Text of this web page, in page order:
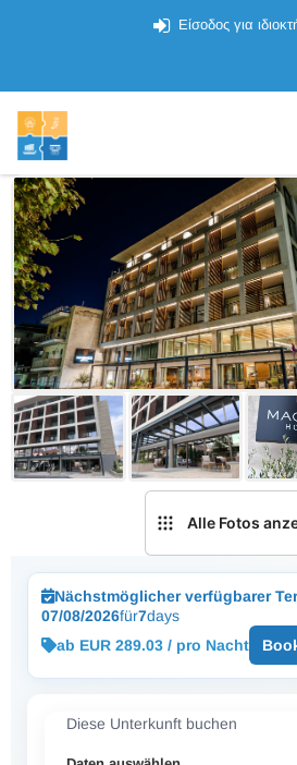
Είσοδος για
Alle Fotos
Nächstmöglicher verfügbarer
07/08/2026für7days
ab EUR 289.03 / pro Nacht
Diese Unterkunft buchen